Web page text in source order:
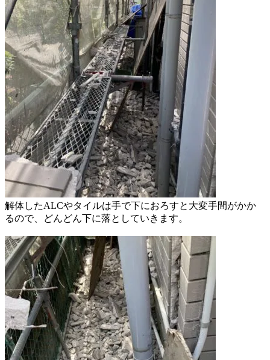
解体したALCやタイルは手で下におろすと大変手間がかか
るので、
どんどん下に落としていきます。